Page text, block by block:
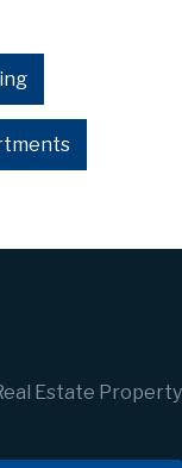
Estate Property